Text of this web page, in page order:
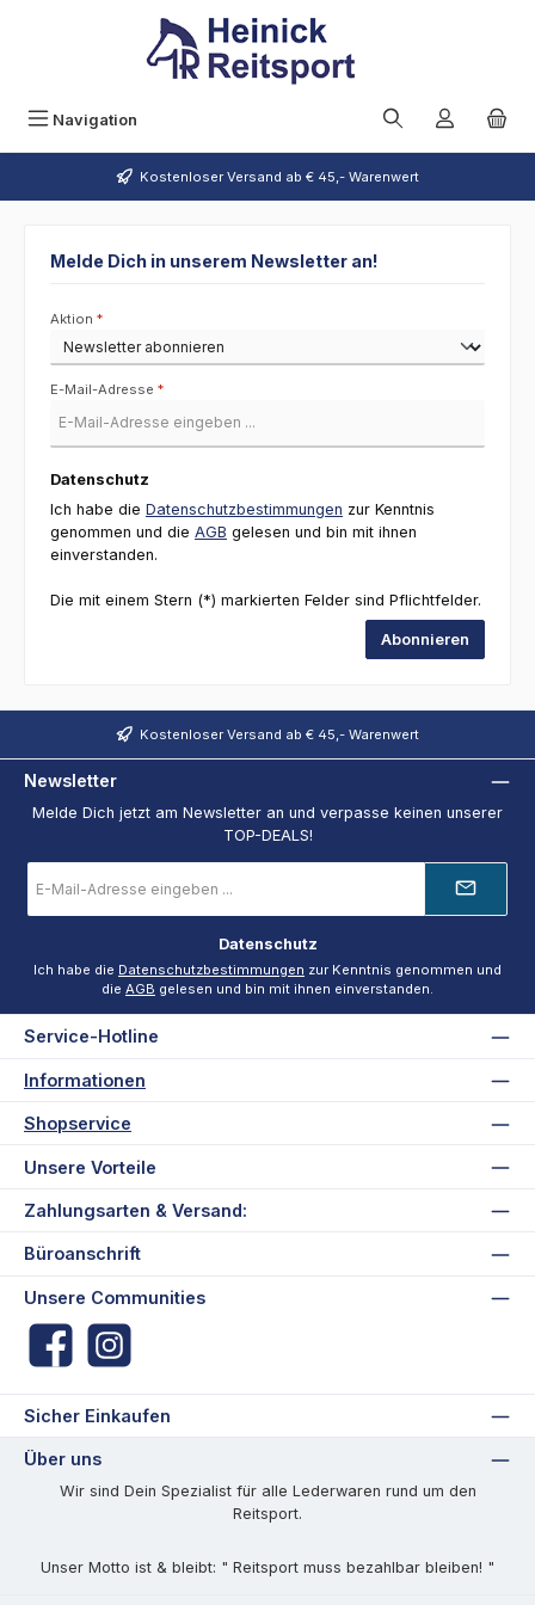
Zum Hauptinhalt springen
Navigation
Kostenloser Versand ab € 45,- Warenwert
Melde Dich in unserem Newsletter an!
Aktion *
E-Mail-Adresse *
Datenschutz
Ich habe die Datenschutzbestimmungen zur Kenntnis
genommen und die AGB gelesen und bin mit ihnen
einverstanden.
Die mit einem Stern (*) markierten Felder sind Pflichtfelder.
Abonnieren
Kostenloser Versand ab € 45,- Warenwert
Newsletter
Melde Dich jetzt am Newsletter an und verpasse keinen unserer
TOP-DEALS!
Mail-
Adresse
Datenschutz
Ich habe die Datenschutzbestimmungen zur Kenntnis genommen und
die AGB gelesen und bin mit ihnen einverstanden.
Service-Hotline
Informationen
Shopservice
Unsere Vorteile
Unsere Communities
FacebookInstagram
Zahlungsarten & Versand:
Büroanschrift
Sicher Einkaufen
Über uns
Wir sind Dein Spezialist für alle Lederwaren rund um den
Reitsport.
Unser Motto ist & bleibt: " Reitsport muss bezahlbar bleiben! "